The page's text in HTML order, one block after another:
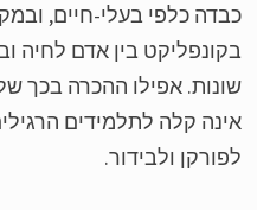
כלפי בעלי-חיים,
בין אדם לחיה
אפילו ההכרה בכך
קלה לתלמידים
ולבידור.